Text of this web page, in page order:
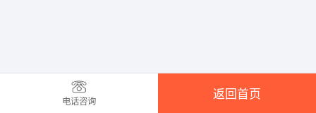
电话咨询
返回首页